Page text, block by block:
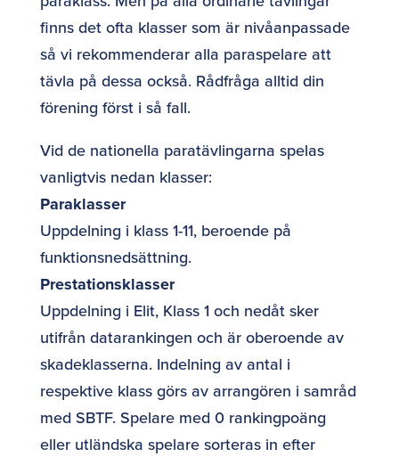
finns det ofta klasser som är nivåanpassade
så vi rekommenderar alla paraspelare att
tävla på dessa också. Rådfråga alltid din
förening först i så fall.
Vid de nationella paratävlingarna spelas
vanligtvis nedan klasser:
Paraklasser
Uppdelning i klass 1-11, beroende på
funktionsnedsättning.
Prestationsklasser
Uppdelning i Elit, Klass 1 och nedåt sker
utifrån datarankingen och är oberoende av
skadeklasserna. Indelning av antal i
respektive klass görs av arrangören i samråd
med SBTF. Spelare med 0 rankingpoäng
eller utländska spelare sorteras in efter